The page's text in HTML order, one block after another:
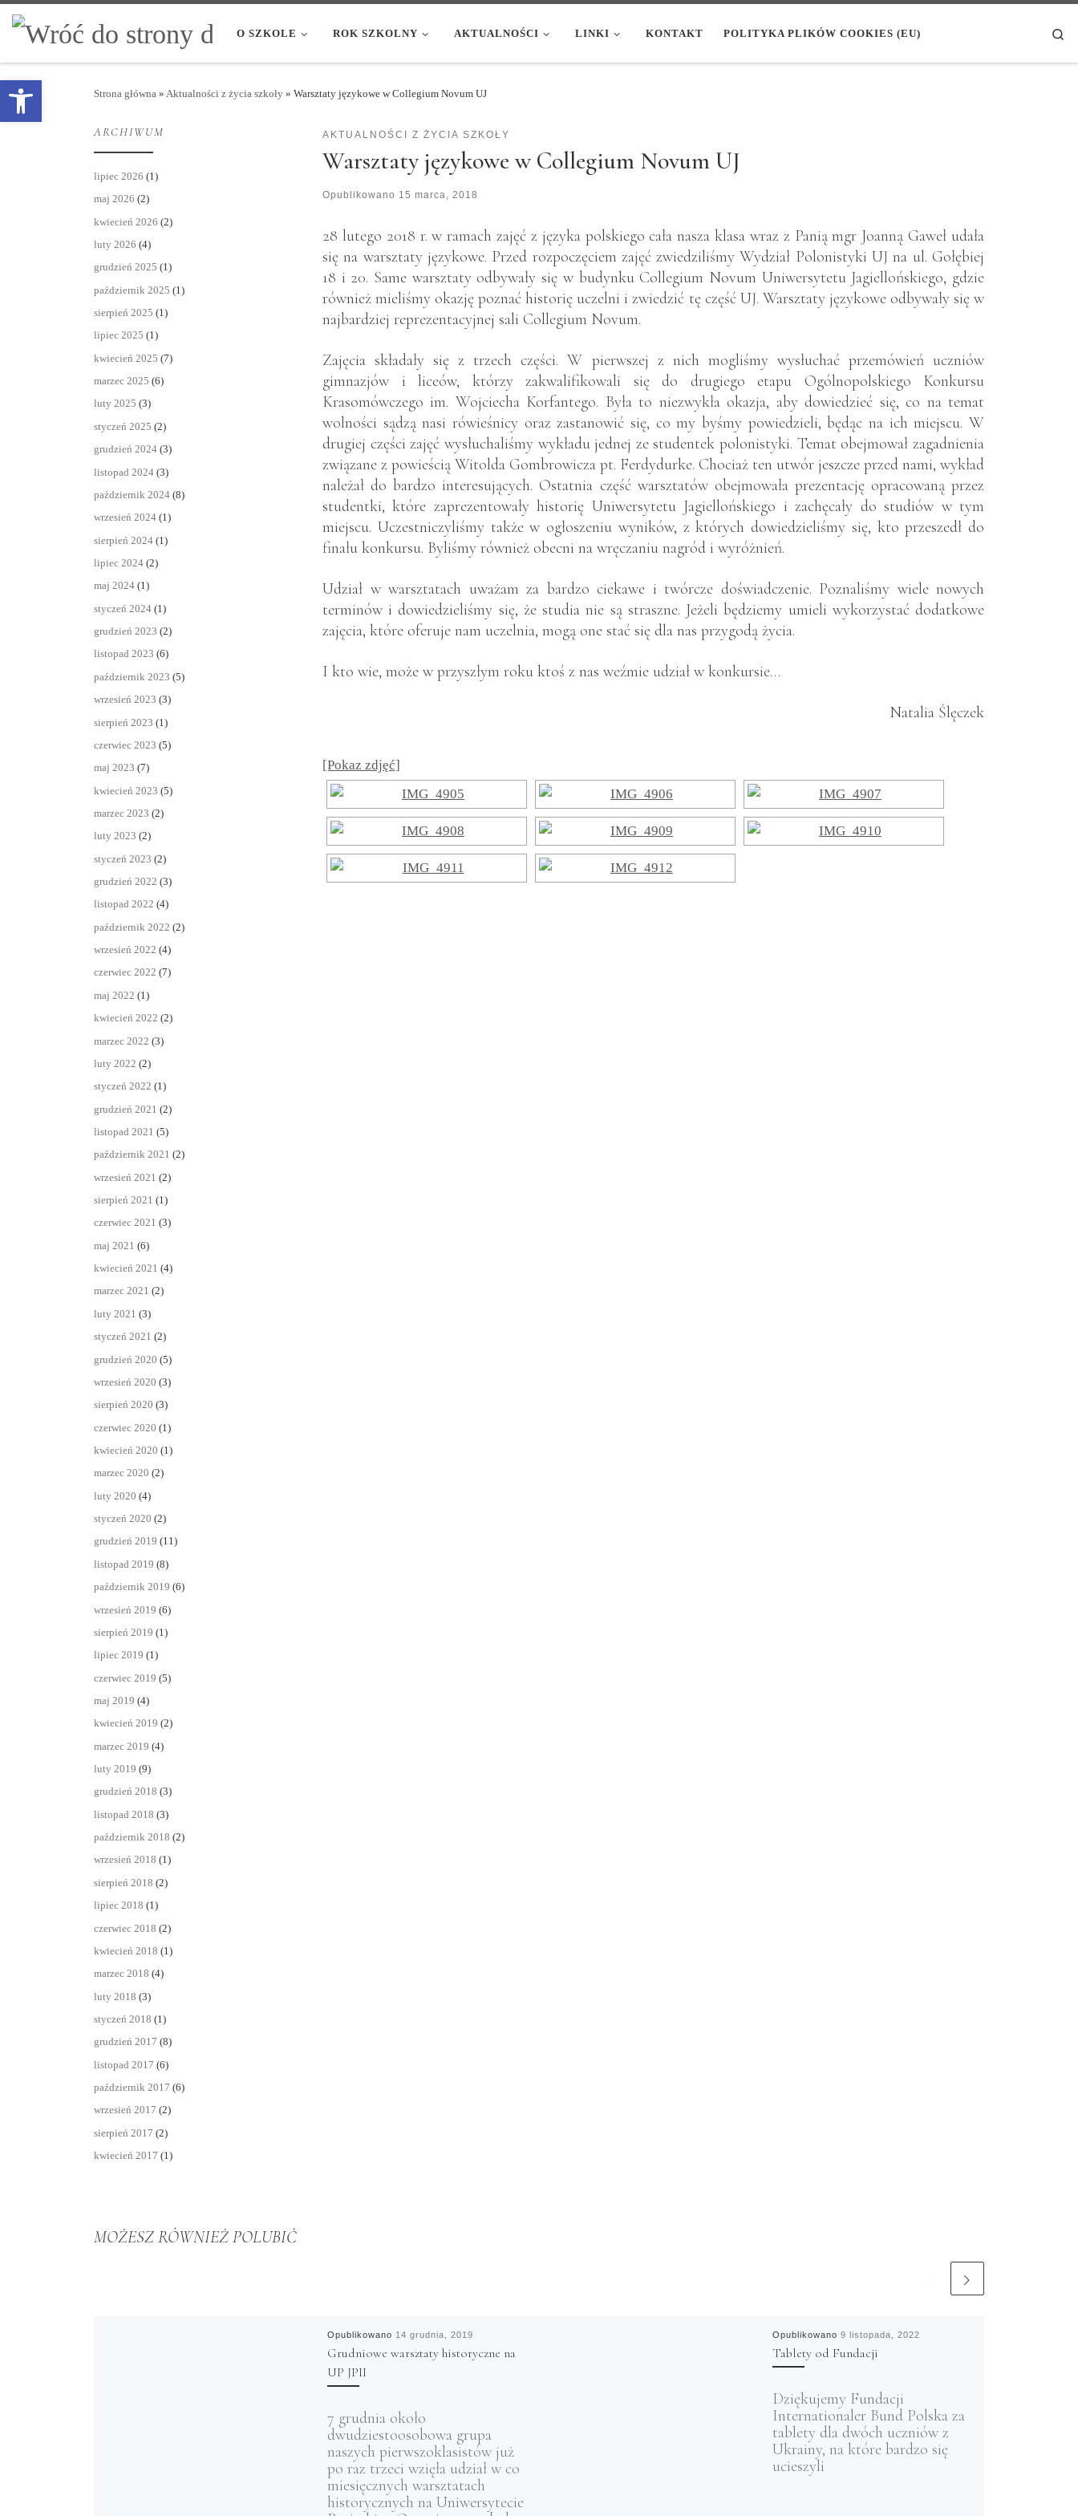
Przejdź do treści
O SZKOLE ROK SZKOLNY AKTUALNOŚCI LINKI KONTAKT POLITYKA PLIKÓW COOKIES (EU)
Strona główna » Aktualności z życia szkoły » Warsztaty językowe w Collegium Novum UJ
AKTUALNOŚCI Z ŻYCIA SZKOŁY
Warsztaty językowe w Collegium Novum UJ
Opublikowano 15 marca, 2018
28 lutego 2018 r. w ramach zajęć z języka polskiego cała nasza klasa wraz z Panią mgr Joanną Gaweł udała
się na warsztaty językowe. Przed rozpoczęciem zajęć zwiedziliśmy Wydział Polonistyki UJ na ul. Gołębiej
18 i 20. Same warsztaty odbywały się w budynku Collegium Novum Uniwersytetu Jagiellońskiego, gdzie
również mieliśmy okazję poznać historię uczelni i zwiedzić tę część UJ. Warsztaty językowe odbywały się w
najbardziej reprezentacyjnej sali Collegium Novum.
Zajęcia składały się z trzech części. W pierwszej z nich mogliśmy wysłuchać przemówień uczniów
gimnazjów i liceów, którzy zakwalifikowali się do drugiego etapu Ogólnopolskiego Konkursu
Krasomówczego im. Wojciecha Korfantego. Była to niezwykła okazja, aby dowiedzieć się, co na temat
wolności sądzą nasi rówieśnicy oraz zastanowić się, co my byśmy powiedzieli, będąc na ich miejscu. W
drugiej części zajęć wysłuchaliśmy wykładu jednej ze studentek polonistyki. Temat obejmował zagadnienia
związane z powieścią Witolda Gombrowicza pt. Ferdydurke. Chociaż ten utwór jeszcze przed nami, wykład
należał do bardzo interesujących. Ostatnia część warsztatów obejmowała prezentację opracowaną przez
studentki, które zaprezentowały historię Uniwersytetu Jagiellońskiego i zachęcały do studiów w tym
miejscu. Uczestniczyliśmy także w ogłoszeniu wyników, z których dowiedzieliśmy się, kto przeszedł do
finału konkursu. Byliśmy również obecni na wręczaniu nagród i wyróżnień.
Udział w warsztatach uważam za bardzo ciekawe i twórcze doświadczenie. Poznaliśmy wiele nowych
terminów i dowiedzieliśmy się, że studia nie są straszne. Jeżeli będziemy umieli wykorzystać dodatkowe
zajęcia, które oferuje nam uczelnia, mogą one stać się dla nas przygodą życia.
I kto wie, może w przyszłym roku ktoś z nas weźmie udział w konkursie…
Natalia Ślęczek
[Pokaz zdjęć]
MOŻESZ RÓWNIEŻ POLUBIĆ
Opublikowano 14 grudnia, 2019
Grudniowe warsztaty historyczne na
UP JPII
7 grudnia około
dwudziestoosobowa grupa
naszych pierwszoklasistów już
po raz trzeci wzięła udział w co
miesięcznych warsztatach
historycznych na Uniwersytecie
Opublikowano 9 listopada, 2022
Tablety od Fundacji
Dziękujemy Fundacji
Internationaler Bund Polska za
tablety dla dwóch uczniów z
Ukrainy, na które bardzo się
ucieszyli
ARCHIWUM
lipiec 2026 (1)
maj 2026 (2)
kwiecień 2026 (2)
luty 2026 (4)
grudzień 2025 (1)
październik 2025 (1)
sierpień 2025 (1)
lipiec 2025 (1)
kwiecień 2025 (7)
marzec 2025 (6)
luty 2025 (3)
styczeń 2025 (2)
grudzień 2024 (3)
listopad 2024 (3)
październik 2024 (8)
wrzesień 2024 (1)
sierpień 2024 (1)
lipiec 2024 (2)
maj 2024 (1)
styczeń 2024 (1)
grudzień 2023 (2)
listopad 2023 (6)
październik 2023 (5)
wrzesień 2023 (3)
sierpień 2023 (1)
czerwiec 2023 (5)
maj 2023 (7)
kwiecień 2023 (5)
marzec 2023 (2)
luty 2023 (2)
styczeń 2023 (2)
grudzień 2022 (3)
listopad 2022 (4)
październik 2022 (2)
wrzesień 2022 (4)
czerwiec 2022 (7)
maj 2022 (1)
kwiecień 2022 (2)
marzec 2022 (3)
luty 2022 (2)
styczeń 2022 (1)
grudzień 2021 (2)
listopad 2021 (5)
październik 2021 (2)
wrzesień 2021 (2)
sierpień 2021 (1)
czerwiec 2021 (3)
maj 2021 (6)
kwiecień 2021 (4)
marzec 2021 (2)
luty 2021 (3)
styczeń 2021 (2)
grudzień 2020 (5)
wrzesień 2020 (3)
sierpień 2020 (3)
czerwiec 2020 (1)
kwiecień 2020 (1)
marzec 2020 (2)
luty 2020 (4)
styczeń 2020 (2)
grudzień 2019 (11)
listopad 2019 (8)
październik 2019 (6)
wrzesień 2019 (6)
sierpień 2019 (1)
lipiec 2019 (1)
czerwiec 2019 (5)
maj 2019 (4)
kwiecień 2019 (2)
marzec 2019 (4)
luty 2019 (9)
grudzień 2018 (3)
listopad 2018 (3)
październik 2018 (2)
wrzesień 2018 (1)
sierpień 2018 (2)
lipiec 2018 (1)
czerwiec 2018 (2)
kwiecień 2018 (1)
marzec 2018 (4)
luty 2018 (3)
styczeń 2018 (1)
grudzień 2017 (8)
listopad 2017 (6)
październik 2017 (6)
wrzesień 2017 (2)
sierpień 2017 (2)
kwiecień 2017 (1)
Otwórz pasek narzędzi